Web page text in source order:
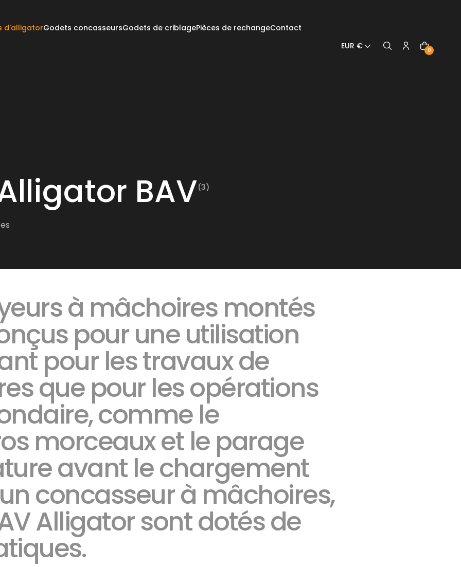
d'alligatorGodets concasseursGodets de criblagePièces de rechangeContact
EUR € 0
lligator BAV(3)
à mâchoires montés
pour une utilisation
pour les travaux de
que pour les opérations
comme le
morceaux et le parage
avant le chargement
concasseur à mâchoires,
Alligator sont dotés de